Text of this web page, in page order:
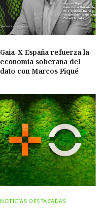
Gaia-X España refuerza la
economía soberana del
dato con Marcos Piqué
NOTICIAS DESTACADAS